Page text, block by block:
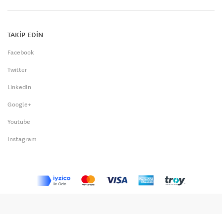
TAKİP EDİN
Facebook
Twitter
LinkedIn
Google+
Youtube
Instagram